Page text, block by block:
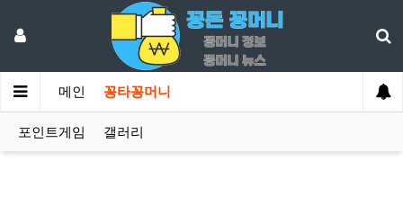
메인 꽁타꽁머니
포인트게임 갤러리